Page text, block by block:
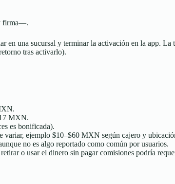
firma—.
una sucursal y terminar la activación en la app.
tras activarlo).
MXN.
es bonificada).
variar, ejemplo $10–$60 MXN según cajero y
no es algo reportado como común por usuarios.
o usar el dinero sin pagar comisiones podría